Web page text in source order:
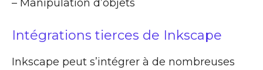
– Manipulation d’objets
Intégrations tierces de Inkscape
Inkscape peut s’intégrer à de nombreuses